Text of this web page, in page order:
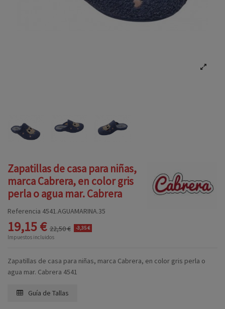
Zapatillas de casa para niñas,
marca Cabrera, en color gris
perla o agua mar. Cabrera
Referencia 4541.AGUAMARINA.35
19,15 € 22,50 € -3,35 €
Impuestos incluidos
Zapatillas de casa para niñas, marca Cabrera, en color gris perla o
agua mar. Cabrera 4541
Guía de Tallas